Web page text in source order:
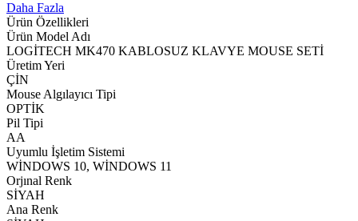
Daha Fazla
Ürün Özellikleri
Ürün Model Adı
LOGİTECH MK470 KABLOSUZ KLAVYE MOUSE SETİ
Üretim Yeri
ÇİN
Mouse Algılayıcı Tipi
OPTİK
Pil Tipi
AA
Uyumlu İşletim Sistemi
WİNDOWS 10, WİNDOWS 11
Orjınal Renk
SİYAH
Ana Renk